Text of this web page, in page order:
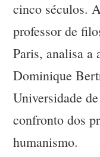
cinco séculos.
professor de
Paris, analisa a
Dominique
Universidade
confronto dos
humanismo.